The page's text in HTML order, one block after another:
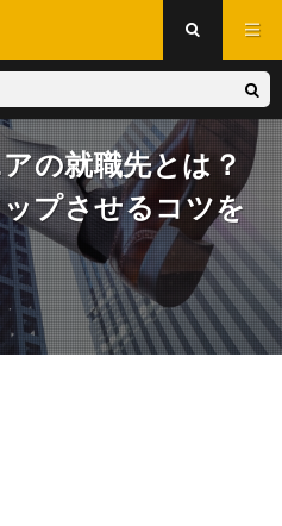
の就職先とは？
プさせるコツを